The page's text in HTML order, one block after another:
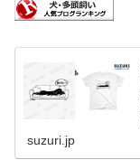
suzuri.jp